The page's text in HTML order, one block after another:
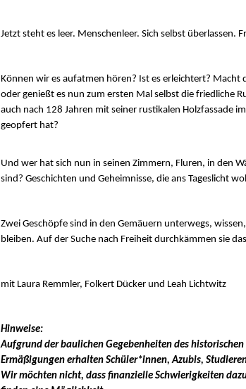
Jetzt steht es leer. Menschenleer. Sich selbst überlassen.
Können wir es aufatmen hören? Ist es erleichtert? Macht
oder genießt es nun zum ersten Mal selbst die friedliche
auch nach 128 Jahren mit seiner rustikalen Holzfassade
geopfert hat?
Und wer hat sich nun in seinen Zimmern, Fluren, in den
sind? Geschichten und Geheimnisse, die ans Tageslicht
Zwei Geschöpfe sind in den Gemäuern unterwegs,
bleiben. Auf der Suche nach Freiheit durchkämmen sie
mit Laura Remmler, Folkert Dücker und Leah Lichtwitz
Hinweise:
Aufgrund der baulichen Gegebenheiten des
Ermäßigungen erhalten Schüler*innen, Azubis,
Wir möchten nicht, dass finanzielle Schwierigkeiten